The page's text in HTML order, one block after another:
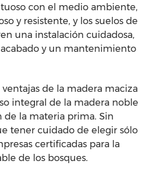
con el medio ambiente,
y resistente, y los suelos de
una instalación cuidadosa,
y un mantenimiento
ventajas de la madera maciza
integral de la madera noble
de la materia prima. Sin
tener cuidado de elegir sólo
certificadas para la
de los bosques.